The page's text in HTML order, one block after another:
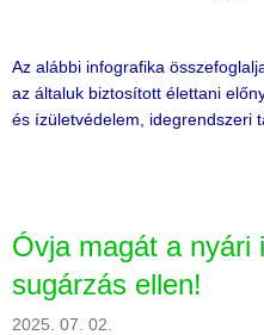
Az alábbi infografika
az általuk biztosított élettani
és ízületvédelem, idegrendszeri
Óvja magát a nyári
sugárzás ellen!
2025. 07. 02.